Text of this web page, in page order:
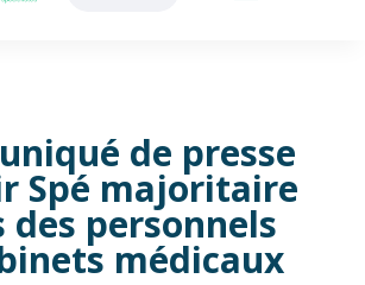
de presse
Spé majoritaire
des personnels
médicaux